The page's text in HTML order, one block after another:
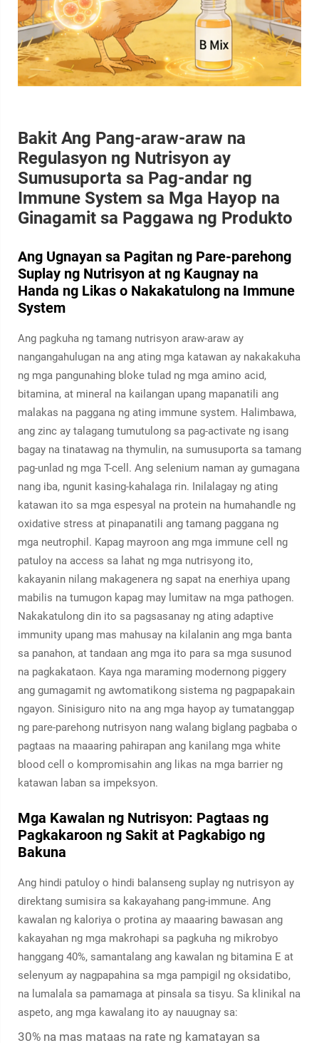
Bakit Ang Pang-araw-araw na
Regulasyon ng Nutrisyon ay
Sumusuporta sa Pag-andar ng
Immune System sa Mga Hayop na
Ginagamit sa Paggawa ng Produkto
Ang Ugnayan sa Pagitan ng Pare-parehong
Suplay ng Nutrisyon at ng Kaugnay na
Handa ng Likas o Nakakatulong na Immune
System
Ang pagkuha ng tamang nutrisyon araw-araw ay
nangangahulugan na ang ating mga katawan ay nakakakuha
ng mga pangunahing bloke tulad ng mga amino acid,
bitamina, at mineral na kailangan upang mapanatili ang
malakas na paggana ng ating immune system. Halimbawa,
ang zinc ay talagang tumutulong sa pag-activate ng isang
bagay na tinatawag na thymulin, na sumusuporta sa tamang
pag-unlad ng mga T-cell. Ang selenium naman ay gumagana
nang iba, ngunit kasing-kahalaga rin. Inilalagay ng ating
katawan ito sa mga espesyal na protein na humahandle ng
oxidative stress at pinapanatili ang tamang paggana ng
mga neutrophil. Kapag mayroon ang mga immune cell ng
patuloy na access sa lahat ng mga nutrisyong ito,
kakayanin nilang makagenera ng sapat na enerhiya upang
mabilis na tumugon kapag may lumitaw na mga pathogen.
Nakakatulong din ito sa pagsasanay ng ating adaptive
immunity upang mas mahusay na kilalanin ang mga banta
sa panahon, at tandaan ang mga ito para sa mga susunod
na pagkakataon. Kaya nga maraming modernong piggery
ang gumagamit ng awtomatikong sistema ng pagpapakain
ngayon. Sinisiguro nito na ang mga hayop ay tumatanggap
ng pare-parehong nutrisyon nang walang biglang pagbaba o
pagtaas na maaaring pahirapan ang kanilang mga white
blood cell o kompromisahin ang likas na mga barrier ng
katawan laban sa impeksyon.
Mga Kawalan ng Nutrisyon: Pagtaas ng
Pagkakaroon ng Sakit at Pagkabigo ng
Bakuna
Ang hindi patuloy o hindi balanseng suplay ng nutrisyon ay
direktang sumisira sa kakayahang pang-immune. Ang
kawalan ng kaloriya o protina ay maaaring bawasan ang
kakayahan ng mga makrohapi sa pagkuha ng mikrobyo
hanggang 40%, samantalang ang kawalan ng bitamina E at
selenyum ay nagpapahina sa mga pampigil ng oksidatibo,
na lumalala sa pamamaga at pinsala sa tisyu. Sa klinikal na
aspeto, ang mga kawalang ito ay nauugnay sa:
30% na mas mataas na rate ng kamatayan sa